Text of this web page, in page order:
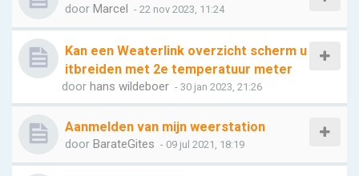
door Marcel - 22 nov 2023, 11:24
Kan een Weaterlink overzicht scherm u
itbreiden met 2e temperatuur meter
door hans wildeboer - 30 jan 2023, 21:26
Aanmelden van mijn weerstation
door BarateGites - 09 jul 2021, 18:19